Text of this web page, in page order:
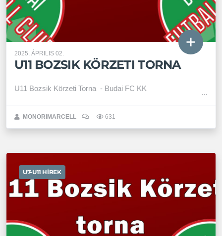
2025. ÁPRILIS 02.
U11 BOZSIK KÖRZETI TORNA
U11 Bozsik Körzeti Torna - Budai FC KK
MONORIMARCELL 631
U7-U11 HÍREK